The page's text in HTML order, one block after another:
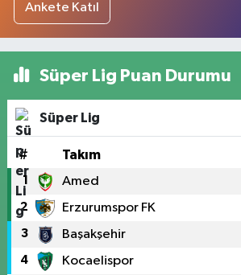
Ankete Katıl
Süper Lig Puan Durumu
Süper Lig
# Takım
1 Amed
2 Erzurumspor FK
3 Başakşehir
4 Kocaelispor